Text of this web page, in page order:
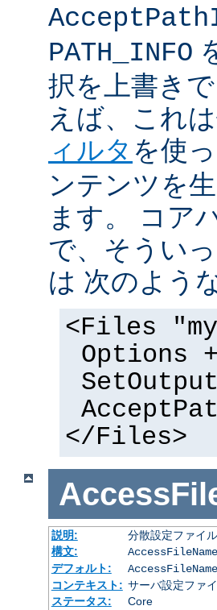
PATH_INFO
択を上書き
えば、これ
ィルタ を使
ンテンツを
ます。 コア
で、そうい
は 次のよう
<Files
Options
</Files>
説明:
分散設定ファイ
構文:
AccessFileName
デフォルト:
コンテキスト: サーバ設定ファ
ステータス:
Core